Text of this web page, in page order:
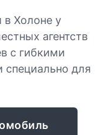
в Холоне у
агентств
с гибкими
специально для